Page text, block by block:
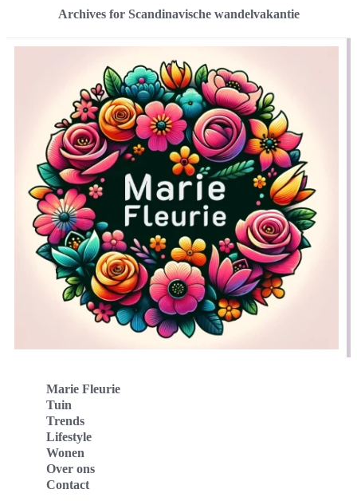
Archives for Scandinavische wandelvakantie
Marie Fleurie
Tuin
Trends
Lifestyle
Wonen
Over ons
Contact